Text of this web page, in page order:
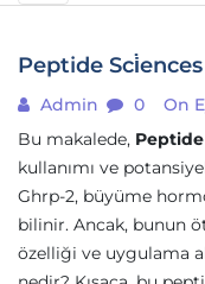
Peptide
Admin 0
On
Bu makalede,
kullanımı ve
Ghrp-2, büyüme
bilinir. Ancak, bunun
özelliği ve uygulama